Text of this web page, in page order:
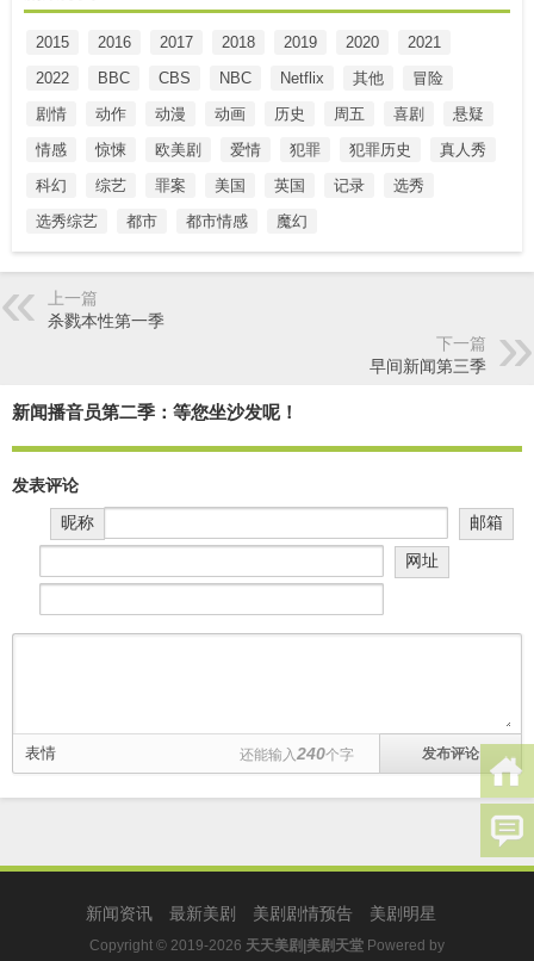
2015 2016 2017 2018 2019 2020
2021
2022
BBC CBS NBC Netflix 其他
冒险
剧情
动作 动漫 动画 历史 周五 喜剧
悬疑
情感
惊悚 欧美剧 爱情 犯罪 犯罪历史
真人秀
科幻
综艺 罪案 美国 英国 记录
选秀
选秀综艺
都市 都市情感 魔幻
上一篇
杀戮本性第一季
下一篇
早间新闻第三季
新闻播音员第二季：等您坐沙发呢！
发表评论
昵称
邮箱
网址
表情 还能输入240个字
新闻资讯 最新美剧 美剧剧情预告 美剧明星
Copyright © 2019-2026 天天美剧|美剧天堂 Powered by